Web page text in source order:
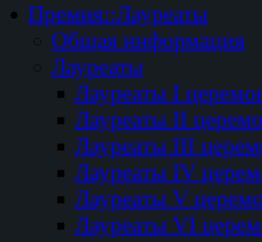
Премия::Лауреаты
Общая информация
Лауреаты
Лауреаты I
Лауреаты II
Лауреаты III
Лауреаты IV
Лауреаты V
Лауреаты VI